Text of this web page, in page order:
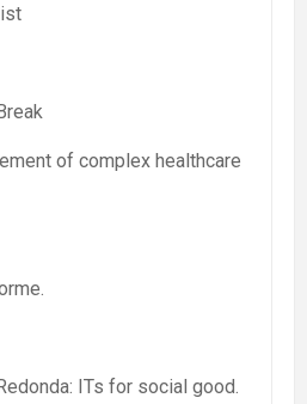
of complex healthcare
ITs for social good.